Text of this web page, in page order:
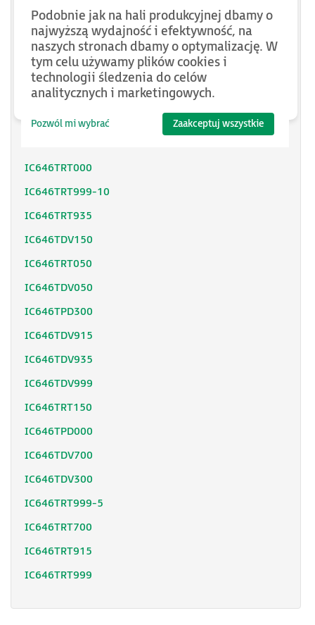
IC646TRT075
IC646TRT300
IC646TPD150
IC646TPD700
IC646TPD915
IC646TRT000
IC646TRT999-10
IC646TRT935
IC646TDV150
IC646TRT050
IC646TDV050
IC646TPD300
IC646TDV915
IC646TDV935
IC646TDV999
IC646TRT150
IC646TPD000
IC646TDV700
IC646TDV300
IC646TRT999-5
IC646TRT700
IC646TRT915
IC646TRT999
Podobnie jak na hali produkcyjnej dbamy o
najwyższą wydajność i efektywność, na
naszych stronach dbamy o optymalizację. W
tym celu używamy plików cookies i
technologii śledzenia do celów
analitycznych i marketingowych.
Pozwól mi wybrać Zaakceptuj wszystkie